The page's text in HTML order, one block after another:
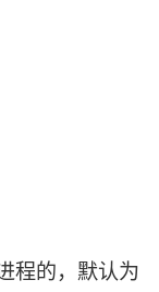
程的，默认为